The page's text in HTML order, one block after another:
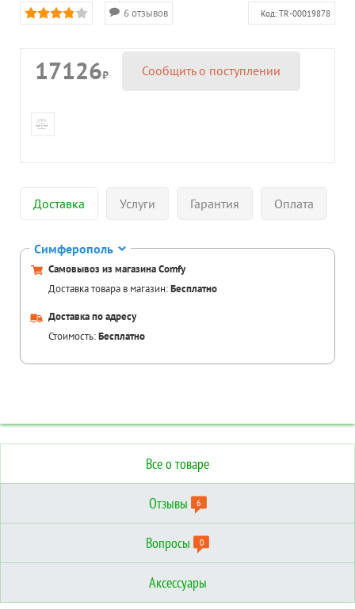
6 отзывов Код: TR-00019878
17126₽ Сообщить о поступлении
Доставка Услуги Гарантия Оплата
Симферополь
Самовывоз из магазина Comfy
Доставка товара в магазин:Бесплатно
Доставка по адресу
Стоимость:Бесплатно
Все о товаре
Отзывы 6
Вопросы 0
Аксессуары